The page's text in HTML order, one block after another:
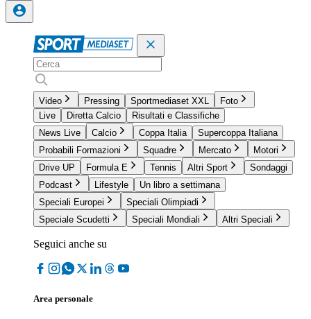
Video Pressing Sportmediaset XXL
Foto
Live
Diretta Calcio
Risultati e Classifiche
News Live
Calcio Coppa Italia
Supercoppa Italiana
Probabili Formazioni
Squadre Mercato
Motori
Drive UP
Formula E Tennis Altri Sport
Sondaggi
Podcast
Lifestyle
Un libro a settimana
Speciali Europei
Speciali Olimpiadi
Speciale Scudetti
Speciali Mondiali Altri Speciali
Seguici anche su
Area personale